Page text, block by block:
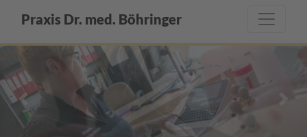
Praxis Dr. med. Böhringer
Previous